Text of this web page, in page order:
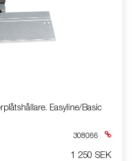
Easyline/Basic
308066
1 250 SEK